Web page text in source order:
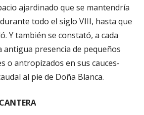
ajardinado que se mantendría
todo el siglo VIII, hasta que
Y también se constató, a cada
antigua presencia de pequeños
o antropizados en sus cauces-
al pie de Doña Blanca.